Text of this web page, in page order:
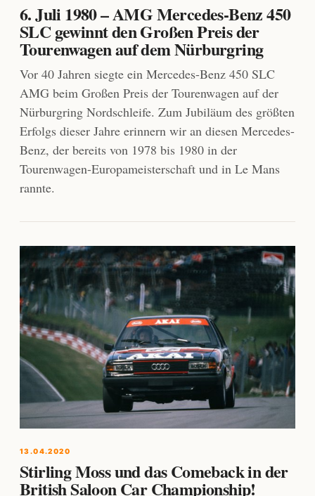
6. Juli 1980 – AMG Mercedes-Benz 450
SLC gewinnt den Großen Preis der
Tourenwagen auf dem Nürburgring
Vor 40 Jahren siegte ein Mercedes-Benz 450 SLC
AMG beim Großen Preis der Tourenwagen auf der
Nürburgring Nordschleife. Zum Jubiläum des größten
Erfolgs dieser Jahre erinnern wir an diesen Mercedes-
Benz, der bereits von 1978 bis 1980 in der
Tourenwagen-Europameisterschaft und in Le Mans
rannte.
13.04.2020
Stirling Moss und das Comeback in der
British Saloon Car Championship!